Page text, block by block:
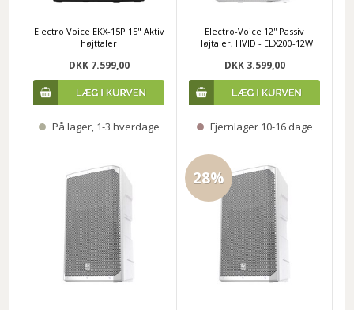
Electro Voice EKX-15P 15" Aktiv
højttaler
DKK 7.599,00
På lager, 1-3 hverdage
Electro-Voice 12'' Passiv
Højtaler, HVID - ELX200-12W
DKK 3.599,00
Fjernlager 10-16 dage
28%